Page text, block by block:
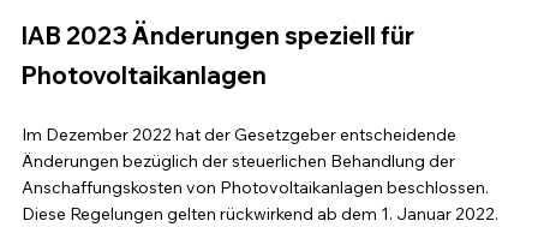
IAB 2023 Änderungen speziell für
Photovoltaikanlagen
Im Dezember 2022 hat der Gesetzgeber entscheidende
Änderungen bezüglich der steuerlichen Behandlung der
Anschaffungskosten von Photovoltaikanlagen beschlossen.
Diese Regelungen gelten rückwirkend ab dem 1. Januar 2022.